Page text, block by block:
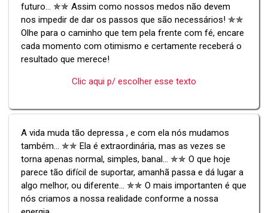
futuro... ✯✯ Assim como nossos medos não devem
nos impedir de dar os passos que são necessários! ✯✯
Olhe para o caminho que tem pela frente com fé, encare
cada momento com otimismo e certamente receberá o
resultado que merece!
Clic aqui p/ escolher esse texto
A vida muda tão depressa , e com ela nós mudamos
também... ✯✯ Ela é extraordinária, mas as vezes se
torna apenas normal, simples, banal... ✯✯ O que hoje
parece tão difícil de suportar, amanhã passa e dá lugar a
algo melhor, ou diferente... ✯✯ O mais importanten é que
nós criamos a nossa realidade conforme a nossa